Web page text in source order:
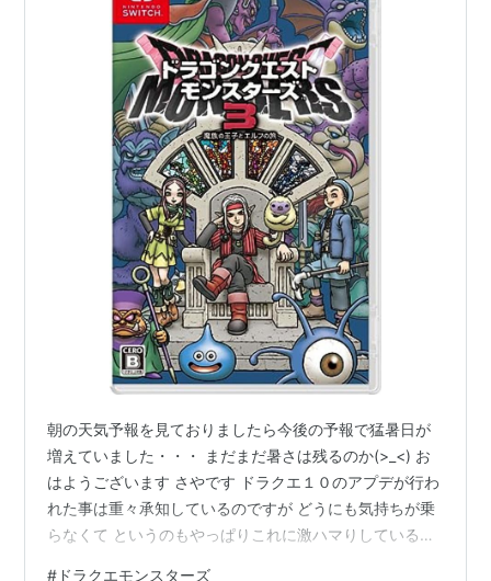
朝の天気予報を見ておりましたら今後の予報で猛暑日が
増えていました・・・ まだまだ暑さは残るのか(>_<) お
はようございます さやです ドラクエ１０のアプデが行わ
れた事は重々承知しているのですが どうにも気持ちが乗
らなくて というのもやっぱりこれに激ハマりしているか
# ドラクエモンスターズ